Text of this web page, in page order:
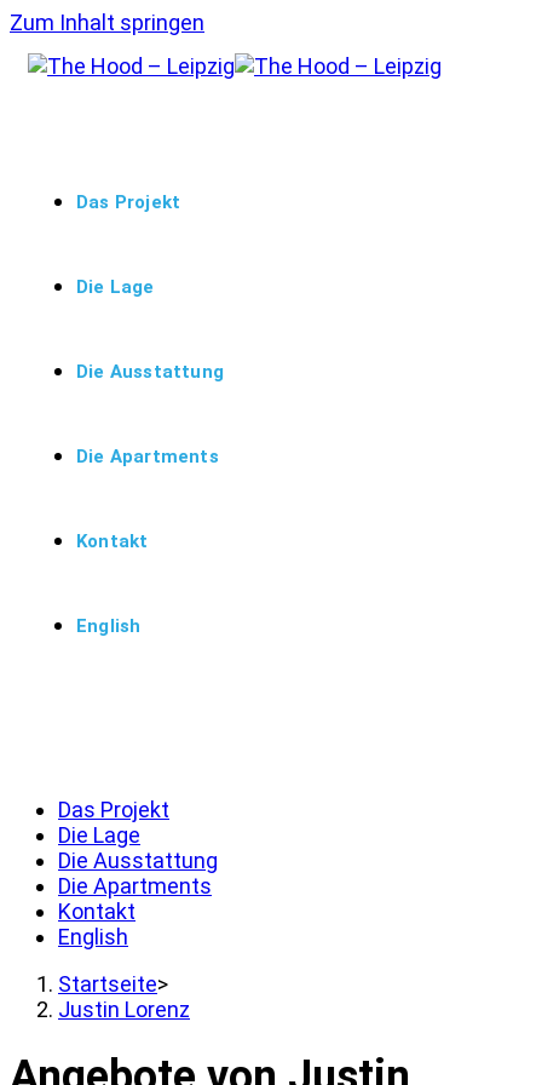
Zum Inhalt springen
Das Projekt
Die Lage
Die Ausstattung
Die Apartments
Kontakt
English
Das Projekt
Die Lage
Die Ausstattung
Die Apartments
Kontakt
English
Startseite>
Justin Lorenz